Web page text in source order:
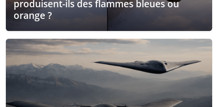
produisent-ils des flammes bleues ou
orange ?